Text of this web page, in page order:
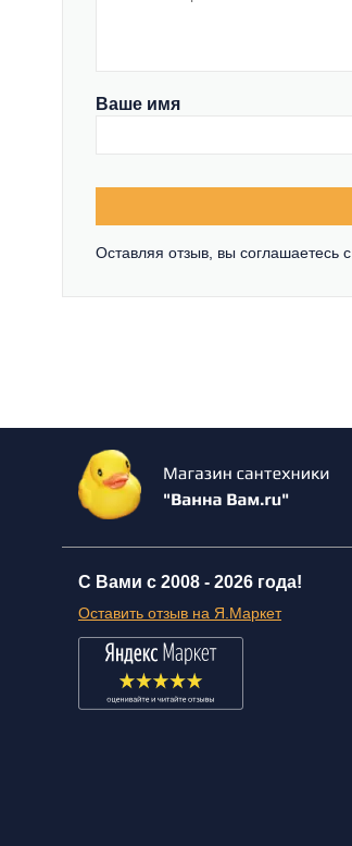
Ваше имя
Оставляя отзыв, вы соглашаетесь c
С Вами с 2008 - 2026 года!
Оставить отзыв на Я.Маркет